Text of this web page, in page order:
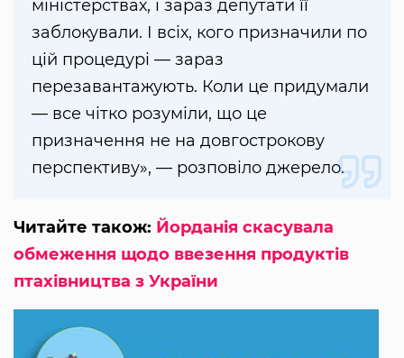
міністерствах, і зараз депутати її
заблокували. І всіх, кого призначили по
цій процедурі — зараз
перезавантажують. Коли це придумали
— все чітко розуміли, що це
призначення не на довгострокову
перспективу», — розповіло джерело.
Читайте також: Йорданія скасувала
обмеження щодо ввезення продуктів
птахівництва з України